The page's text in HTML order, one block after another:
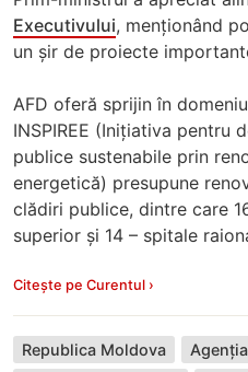
Executivului, menționând
un șir de proiecte
AFD oferă sprijin în
INSPIREE (Inițiativa pentru
publice sustenabile prin
energetică) presupune
clădiri publice, dintre care
superior și 14 – spitale
Citește pe Curentul ›
Republica Moldova